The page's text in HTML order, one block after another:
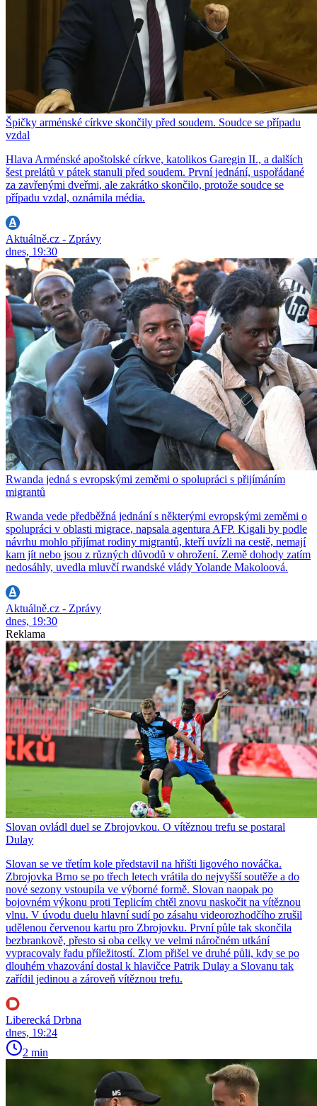
Špičky arménské církve skončily před soudem. Soudce se případu
vzdal
Hlava Arménské apoštolské církve, katolikos Garegin II., a dalších
šest prelátů v pátek stanuli před soudem. První jednání, uspořádané
za zavřenými dveřmi, ale zakrátko skončilo, protože soudce se
případu vzdal, oznámila média.
Aktuálně.cz - Zprávy
dnes, 19:30
Rwanda jedná s evropskými zeměmi o spolupráci s přijímáním
migrantů
Rwanda vede předběžná jednání s některými evropskými zeměmi o
spolupráci v oblasti migrace, napsala agentura AFP. Kigali by podle
návrhu mohlo přijímat rodiny migrantů, kteří uvízli na cestě, nemají
kam jít nebo jsou z různých důvodů v ohrožení. Země dohody zatím
nedosáhly, uvedla mluvčí rwandské vlády Yolande Makoloová.
Aktuálně.cz - Zprávy
dnes, 19:30
Reklama
Slovan ovládl duel se Zbrojovkou. O vítěznou trefu se postaral
Dulay
Slovan se ve třetím kole představil na hřišti ligového nováčka.
Zbrojovka Brno se po třech letech vrátila do nejvyšší soutěže a do
nové sezony vstoupila ve výborné formě. Slovan naopak po
bojovném výkonu proti Teplicím chtěl znovu naskočit na vítěznou
vlnu. V úvodu duelu hlavní sudí po zásahu videorozhodčího zrušil
udělenou červenou kartu pro Zbrojovku. První půle tak skončila
bezbrankově, přesto si oba celky ve velmi náročném utkání
vypracovaly řadu příležitostí. Zlom přišel ve druhé půli, kdy se po
dlouhém vhazování dostal k hlavičce Patrik Dulay a Slovanu tak
zařídil jedinou a zároveň vítěznou trefu.
Liberecká Drbna
dnes, 19:24
2 min